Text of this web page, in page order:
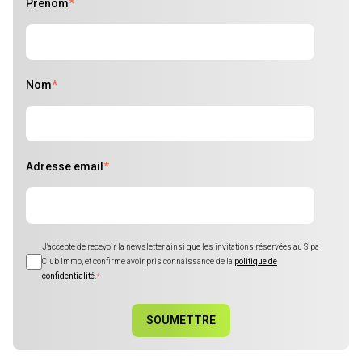
Prénom*
Nom*
Adresse email *
J'accepte de recevoir la newsletter ainsi que les invitations réservées au Sipa
Club Immo, et confirme avoir pris connaissance de la politique de
confidentialité*